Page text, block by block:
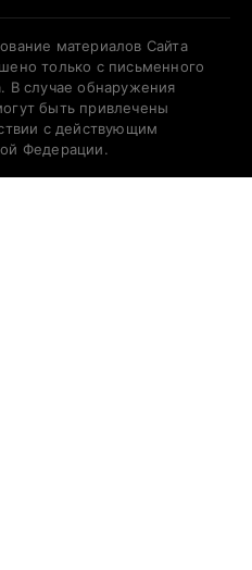
материалов Сайта
только с письменного
В случае обнаружения
быть привлечены
с действующим
Федерации.